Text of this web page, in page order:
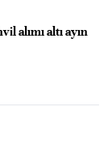
alımı altı ayın